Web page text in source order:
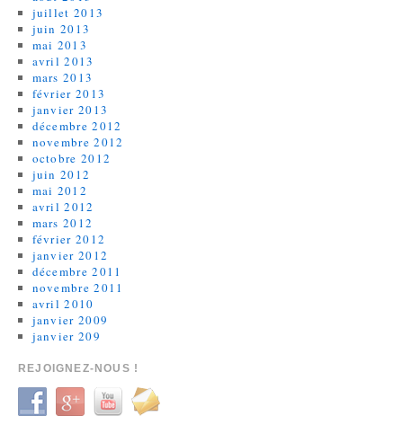
juillet 2013
juin 2013
mai 2013
avril 2013
mars 2013
février 2013
janvier 2013
décembre 2012
novembre 2012
octobre 2012
juin 2012
mai 2012
avril 2012
mars 2012
février 2012
janvier 2012
décembre 2011
novembre 2011
avril 2010
janvier 2009
janvier 209
REJOIGNEZ-NOUS !